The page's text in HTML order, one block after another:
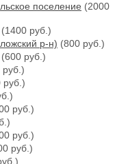
поселение (2000
(1400 руб.)
р-н) (800 руб.)
(600 руб.)
руб.)
руб.)
руб.)
руб.)
руб.)